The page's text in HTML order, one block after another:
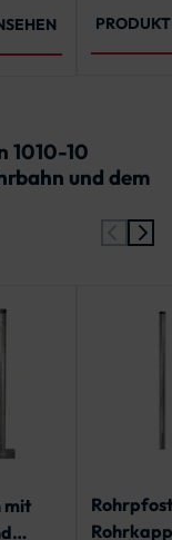
1010-10
und dem
mit